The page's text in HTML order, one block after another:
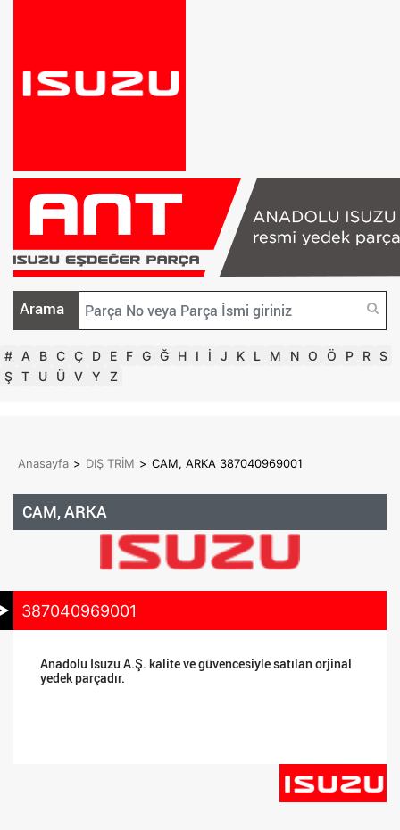
Arama
# A B C Ç D E F G Ğ H I İ J K L M N O Ö P R S
Ş T U Ü V Y Z
Anasayfa > DIŞ TRİM > CAM, ARKA 387040969001
CAM, ARKA
387040969001
Anadolu Isuzu A.Ş. kalite ve güvencesiyle satılan orjinal
yedek parçadır.